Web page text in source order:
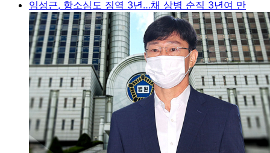
임성근, 항소심도 징역 3년…채 상병 순직 3년여 만